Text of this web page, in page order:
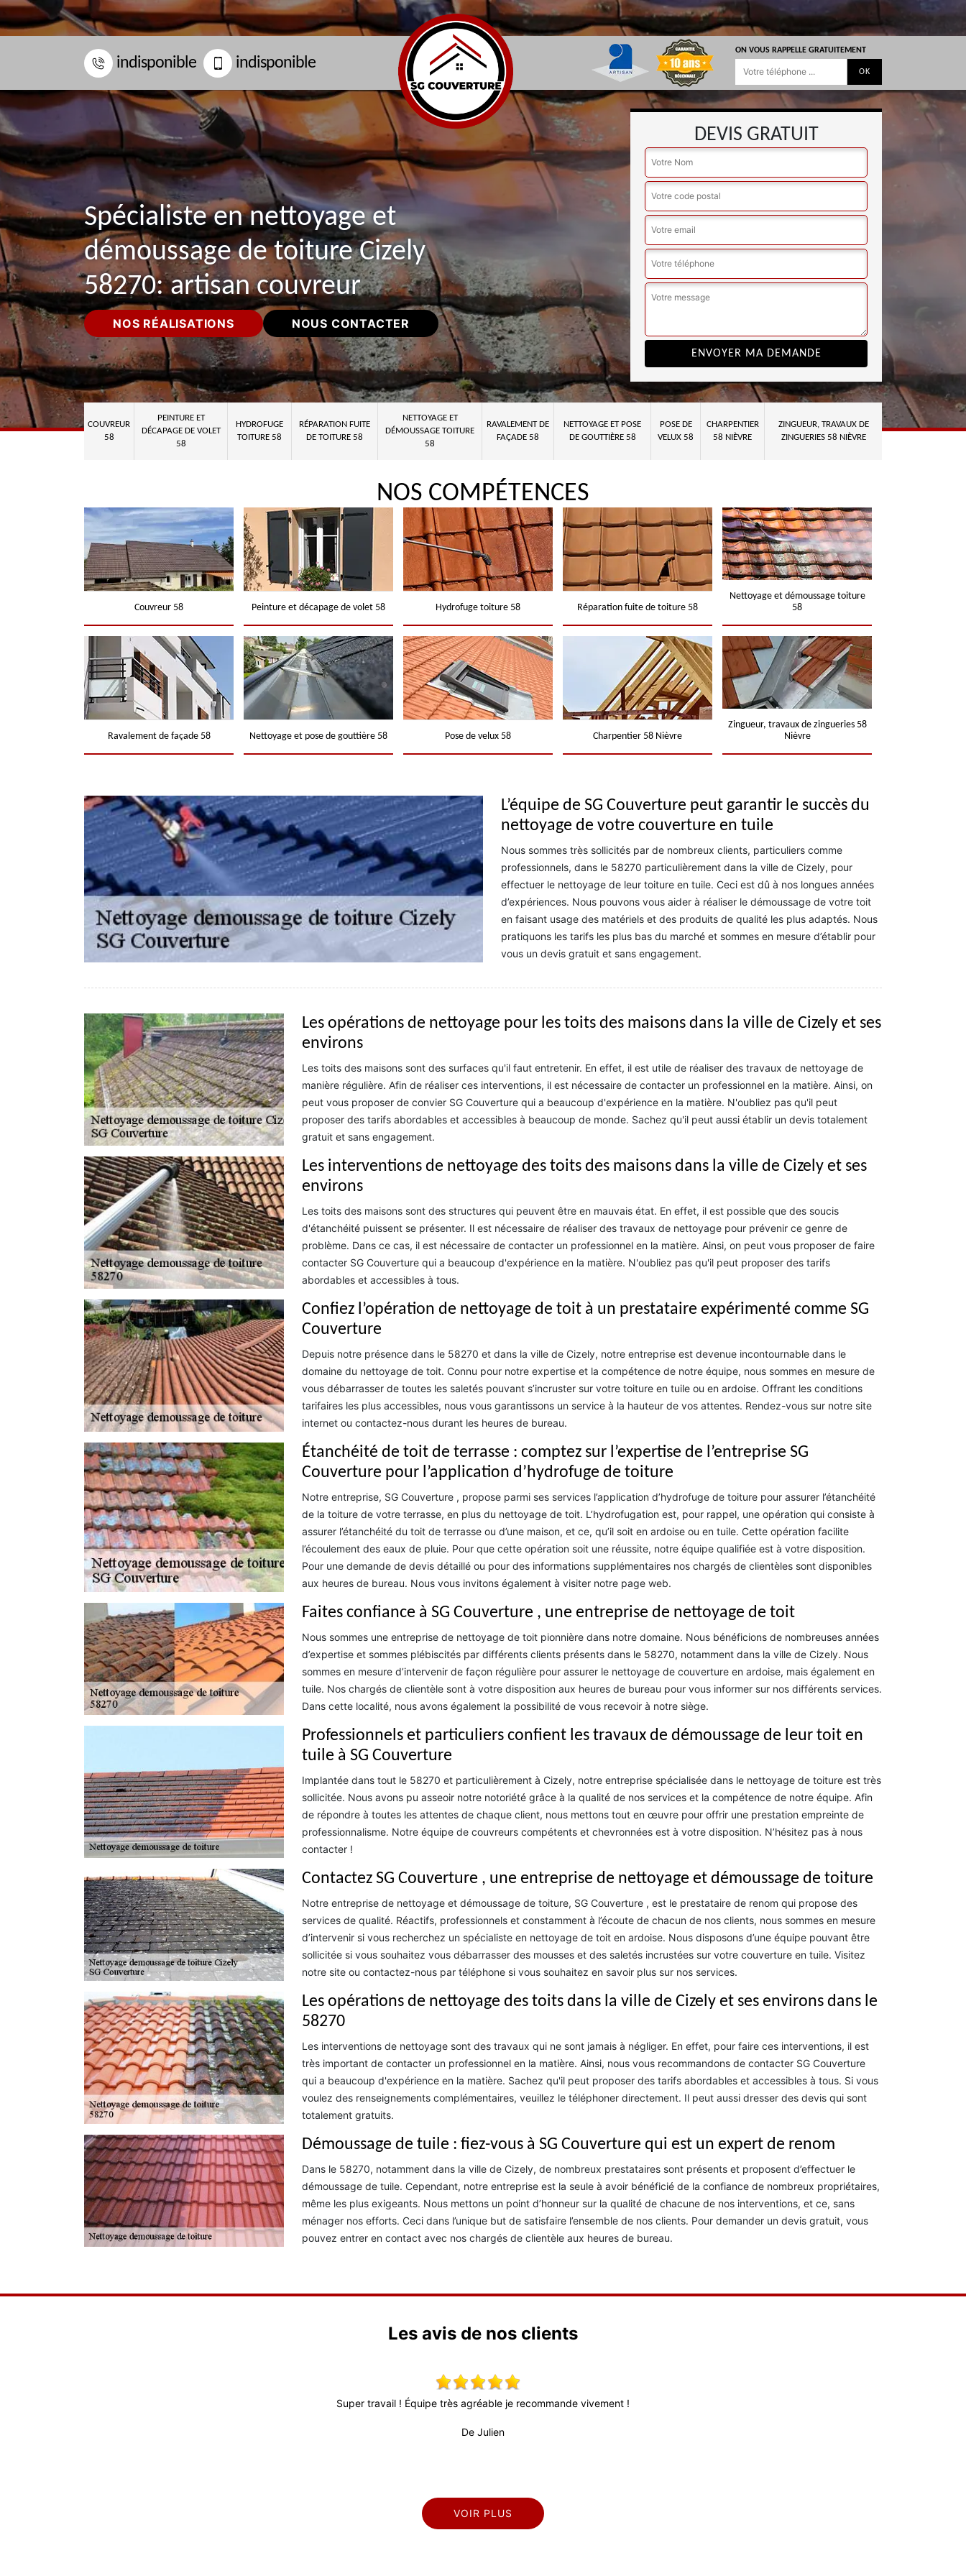
indisponible indisponible
ON VOUS RAPPELLE GRATUITEMENT
Spécialiste en nettoyage et
démoussage de toiture Cizely
58270: artisan couvreur
NOS RÉALISATIONS NOUS CONTACTER
DEVIS GRATUIT
COUVREUR
58
PEINTURE ET
DÉCAPAGE DE VOLET
58
HYDROFUGE
TOITURE 58
RÉPARATION FUITE
DE TOITURE 58
NETTOYAGE ET
DÉMOUSSAGE TOITURE
58
RAVALEMENT DE
FAÇADE 58
NETTOYAGE ET POSE
DE GOUTTIÈRE 58
POSE DE
VELUX 58
CHARPENTIER
58 NIÈVRE
ZINGUEUR, TRAVAUX DE
ZINGUERIES 58 NIÈVRE
NOS COMPÉTENCES
Couvreur 58 Peinture et décapage de volet 58 Hydrofuge toiture 58 Réparation fuite de toiture 58
Nettoyage et démoussage toiture
58
Ravalement de façade 58 Nettoyage et pose de gouttière 58 Pose de velux 58 Charpentier 58 Nièvre
Zingueur, travaux de zingueries 58
Nièvre
L’équipe de SG Couverture peut garantir le succès du
nettoyage de votre couverture en tuile
Nous sommes très sollicités par de nombreux clients, particuliers comme
professionnels, dans le 58270 particulièrement dans la ville de Cizely, pour
effectuer le nettoyage de leur toiture en tuile. Ceci est dû à nos longues années
d’expériences. Nous pouvons vous aider à réaliser le démoussage de votre toit
en faisant usage des matériels et des produits de qualité les plus adaptés. Nous
pratiquons les tarifs les plus bas du marché et sommes en mesure d’établir pour
vous un devis gratuit et sans engagement.
Les opérations de nettoyage pour les toits des maisons dans la ville de Cizely et ses
environs
Les toits des maisons sont des surfaces qu'il faut entretenir. En effet, il est utile de réaliser des travaux de nettoyage de
manière régulière. Afin de réaliser ces interventions, il est nécessaire de contacter un professionnel en la matière. Ainsi, on
peut vous proposer de convier SG Couverture qui a beaucoup d'expérience en la matière. N'oubliez pas qu'il peut
proposer des tarifs abordables et accessibles à beaucoup de monde. Sachez qu'il peut aussi établir un devis totalement
gratuit et sans engagement.
Les interventions de nettoyage des toits des maisons dans la ville de Cizely et ses
environs
Les toits des maisons sont des structures qui peuvent être en mauvais état. En effet, il est possible que des soucis
d'étanchéité puissent se présenter. Il est nécessaire de réaliser des travaux de nettoyage pour prévenir ce genre de
problème. Dans ce cas, il est nécessaire de contacter un professionnel en la matière. Ainsi, on peut vous proposer de faire
contacter SG Couverture qui a beaucoup d'expérience en la matière. N'oubliez pas qu'il peut proposer des tarifs
abordables et accessibles à tous.
Confiez l’opération de nettoyage de toit à un prestataire expérimenté comme SG
Couverture
Depuis notre présence dans le 58270 et dans la ville de Cizely, notre entreprise est devenue incontournable dans le
domaine du nettoyage de toit. Connu pour notre expertise et la compétence de notre équipe, nous sommes en mesure de
vous débarrasser de toutes les saletés pouvant s’incruster sur votre toiture en tuile ou en ardoise. Offrant les conditions
tarifaires les plus accessibles, nous vous garantissons un service à la hauteur de vos attentes. Rendez-vous sur notre site
internet ou contactez-nous durant les heures de bureau.
Étanchéité de toit de terrasse : comptez sur l’expertise de l’entreprise SG
Couverture pour l’application d’hydrofuge de toiture
Notre entreprise, SG Couverture , propose parmi ses services l’application d’hydrofuge de toiture pour assurer l’étanchéité
de la toiture de votre terrasse, en plus du nettoyage de toit. L’hydrofugation est, pour rappel, une opération qui consiste à
assurer l’étanchéité du toit de terrasse ou d’une maison, et ce, qu’il soit en ardoise ou en tuile. Cette opération facilite
l’écoulement des eaux de pluie. Pour que cette opération soit une réussite, notre équipe qualifiée est à votre disposition.
Pour une demande de devis détaillé ou pour des informations supplémentaires nos chargés de clientèles sont disponibles
aux heures de bureau. Nous vous invitons également à visiter notre page web.
Faites confiance à SG Couverture , une entreprise de nettoyage de toit
Nous sommes une entreprise de nettoyage de toit pionnière dans notre domaine. Nous bénéficions de nombreuses années
d’expertise et sommes plébiscités par différents clients présents dans le 58270, notamment dans la ville de Cizely. Nous
sommes en mesure d’intervenir de façon régulière pour assurer le nettoyage de couverture en ardoise, mais également en
tuile. Nos chargés de clientèle sont à votre disposition aux heures de bureau pour vous informer sur nos différents services.
Dans cette localité, nous avons également la possibilité de vous recevoir à notre siège.
Professionnels et particuliers confient les travaux de démoussage de leur toit en
tuile à SG Couverture
Implantée dans tout le 58270 et particulièrement à Cizely, notre entreprise spécialisée dans le nettoyage de toiture est très
sollicitée. Nous avons pu asseoir notre notoriété grâce à la qualité de nos services et la compétence de notre équipe. Afin
de répondre à toutes les attentes de chaque client, nous mettons tout en œuvre pour offrir une prestation empreinte de
professionnalisme. Notre équipe de couvreurs compétents et chevronnées est à votre disposition. N’hésitez pas à nous
contacter !
Contactez SG Couverture , une entreprise de nettoyage et démoussage de toiture
Notre entreprise de nettoyage et démoussage de toiture, SG Couverture , est le prestataire de renom qui propose des
services de qualité. Réactifs, professionnels et constamment à l’écoute de chacun de nos clients, nous sommes en mesure
d’intervenir si vous recherchez un spécialiste en nettoyage de toit en ardoise. Nous disposons d’une équipe pouvant être
sollicitée si vous souhaitez vous débarrasser des mousses et des saletés incrustées sur votre couverture en tuile. Visitez
notre site ou contactez-nous par téléphone si vous souhaitez en savoir plus sur nos services.
Les opérations de nettoyage des toits dans la ville de Cizely et ses environs dans le
58270
Les interventions de nettoyage sont des travaux qui ne sont jamais à négliger. En effet, pour faire ces interventions, il est
très important de contacter un professionnel en la matière. Ainsi, nous vous recommandons de contacter SG Couverture
qui a beaucoup d'expérience en la matière. Sachez qu'il peut proposer des tarifs abordables et accessibles à tous. Si vous
voulez des renseignements complémentaires, veuillez le téléphoner directement. Il peut aussi dresser des devis qui sont
totalement gratuits.
Démoussage de tuile : fiez-vous à SG Couverture qui est un expert de renom
Dans le 58270, notamment dans la ville de Cizely, de nombreux prestataires sont présents et proposent d’effectuer le
démoussage de tuile. Cependant, notre entreprise est la seule à avoir bénéficié de la confiance de nombreux propriétaires,
même les plus exigeants. Nous mettons un point d’honneur sur la qualité de chacune de nos interventions, et ce, sans
ménager nos efforts. Ceci dans l’unique but de satisfaire l’ensemble de nos clients. Pour demander un devis gratuit, vous
pouvez entrer en contact avec nos chargés de clientèle aux heures de bureau.
Les avis de nos clients
Super travail ! Équipe très agréable je recommande vivement !
De Julien
VOIR PLUS